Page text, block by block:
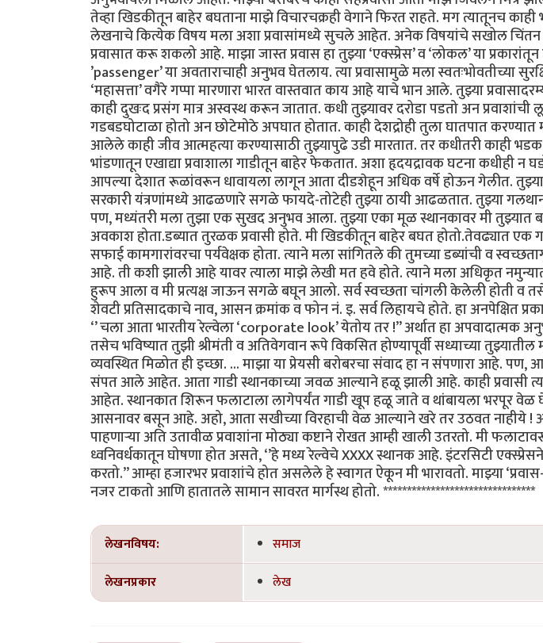
तेव्हा खिडकीतून बाहेर बघताना माझे विचारचक्रही वेगाने फिरत राहते. मग त्यातूनच काही
लेखनाचे कित्येक विषय मला अशा प्रवासांमध्ये सुचले आहेत. अनेक विषयांचे सखोल चिंतन
प्रवासात करू शकलो आहे. माझा जास्त प्रवास हा तुझ्या ‘एक्स्प्रेस’ व ‘लोकल’ या
’passenger’ या अवताराचाही अनुभव घेतलाय. त्या प्रवासामुळे मला स्वतःभोवतीच्या
‘महासत्ता’ वगैरे गप्पा मारणारा भारत वास्तवात काय आहे याचे भान आले. तुझ्या
काही दुखःद प्रसंग मात्र अस्वस्थ करून जातात. कधी तुझ्यावर दरोडा पडतो अन प्रवाशांची
गडबडघोटाळा होतो अन छोटेमोठे अपघात होतात. काही देशद्रोही तुला घातपात
आलेले काही जीव आत्महत्या करण्यासाठी तुझ्यापुढे उडी मारतात. तर कधीतरी काही
भांडणातून एखाद्या प्रवाशाला गाडीतून बाहेर फेकतात. अशा हृदयद्रावक घटना कधीही न
आपल्या देशात रूळांवरून धावायला लागून आता दीडशेहून अधिक वर्षे होऊन गेलीत.
सरकारी यंत्रणांमध्ये आढळणारे सगळे फायदे-तोटेही तुझ्या ठायी आढळतात. तुझ्या
पण, मध्यंतरी मला तुझा एक सुखद अनुभव आला. तुझ्या एका मूळ स्थानकावर मी तुझ्यात
अवकाश होता.डब्यात तुरळक प्रवासी होते. मी खिडकीतून बाहेर बघत होतो.तेवढ्यात
सफाई कामगारांवरचा पर्यवेक्षक होता. त्याने मला सांगितले की तुमच्या डब्यांची व
आहे. ती कशी झाली आहे यावर त्याला माझे लेखी मत हवे होते. त्याने मला अधिकृत
हुरूप आला व मी प्रत्यक्ष जाऊन सगळे बघून आलो. सर्व स्वच्छता चांगली केलेली होती व तसे
शेवटी प्रतिसादकाचे नाव, आसन क्रमांक व फोन नं. इ. सर्व लिहायचे होते. हा अनपेक्षित
‘’ चला आता भारतीय रेल्वेला ‘corporate look’ येतोय तर !” अर्थात हा अपवादात्मक
तसेच भविष्यात तुझी श्रीमंती व अतिवेगवान रूपे विकसित होण्यापूर्वी सध्याच्या तुझ्यातील
व्यवस्थित मिळोत ही इच्छा. ... माझा या प्रेयसी बरोबरचा संवाद हा न संपणारा आहे. पण,
संपत आले आहेत. आता गाडी स्थानकाच्या जवळ आल्याने हळू झाली आहे. काही प्रवासी
आहेत. स्थानकात शिरून फलाटाला लागेपर्यंत गाडी खूप हळू जाते व थांबायला भरपूर
आसनावर बसून आहे. अहो, आता सखीच्या विरहाची वेळ आल्याने खरे तर उठवत नाहीये !
पाहणाऱ्या अति उतावीळ प्रवाशांना मोठ्या कष्टाने रोखत आम्ही खाली उतरतो. मी
ध्वनिवर्धकातून घोषणा होत असते, ‘’हे मध्य रेल्वेचे XXXX स्थानक आहे. इंटरसिटी
करतो.’’ आम्हा हजारभर प्रवाशांचे होत असलेले हे स्वागत ऐकून मी भारावतो. माझ्या
नजर टाकतो आणि हातातले सामान सावरत मार्गस्थ होतो. ********************************
लेखनविषय:
समाज
लेखनप्रकार
लेख